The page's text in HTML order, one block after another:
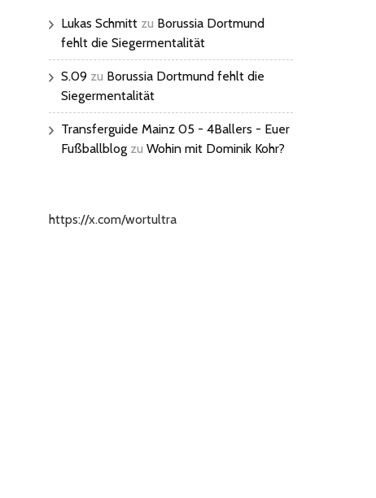
Lukas Schmitt zu Borussia Dortmund
fehlt die Siegermentalität
S.09 zu Borussia Dortmund fehlt die
Siegermentalität
Transferguide Mainz 05 - 4Ballers - Euer
Fußballblog zu Wohin mit Dominik Kohr?
https://x.com/wortultra